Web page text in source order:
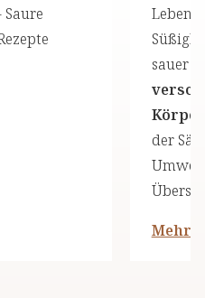
sauer
der
Mehr